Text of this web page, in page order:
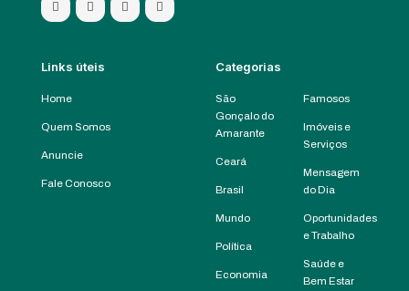
Links úteis
Home
Quem Somos
Anuncie
Fale Conosco
Categorias
São
Gonçalo do
Amarante
Ceará
Brasil
Mundo
Política
Economia
Famosos
Imóveis e
Serviços
Mensagem
do Dia
Oportunidades
e Trabalho
Saúde e
Bem Estar